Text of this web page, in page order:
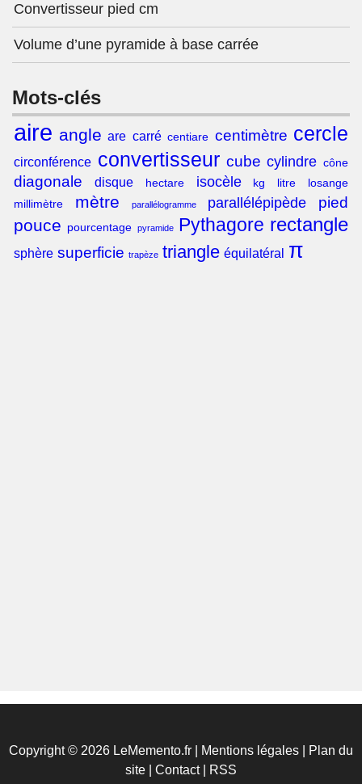
Convertisseur pied cm
Volume d’une pyramide à base carrée
Mots-clés
aire angle are carré centiare centimètre cercle
circonférence convertisseur cube cylindre cône
diagonale disque hectare isocèle kg litre
losange
millimètre
mètre parallélogramme parallélépipède pied
pouce pourcentage pyramide Pythagore rectangle
sphère superficie trapèze triangle équilatéral π
Copyright © 2026 LeMemento.fr | Mentions légales
Plan du
site
Contact| RSS